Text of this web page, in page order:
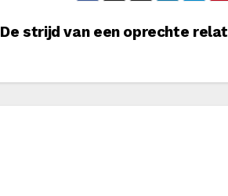
De strijd van een oprechte